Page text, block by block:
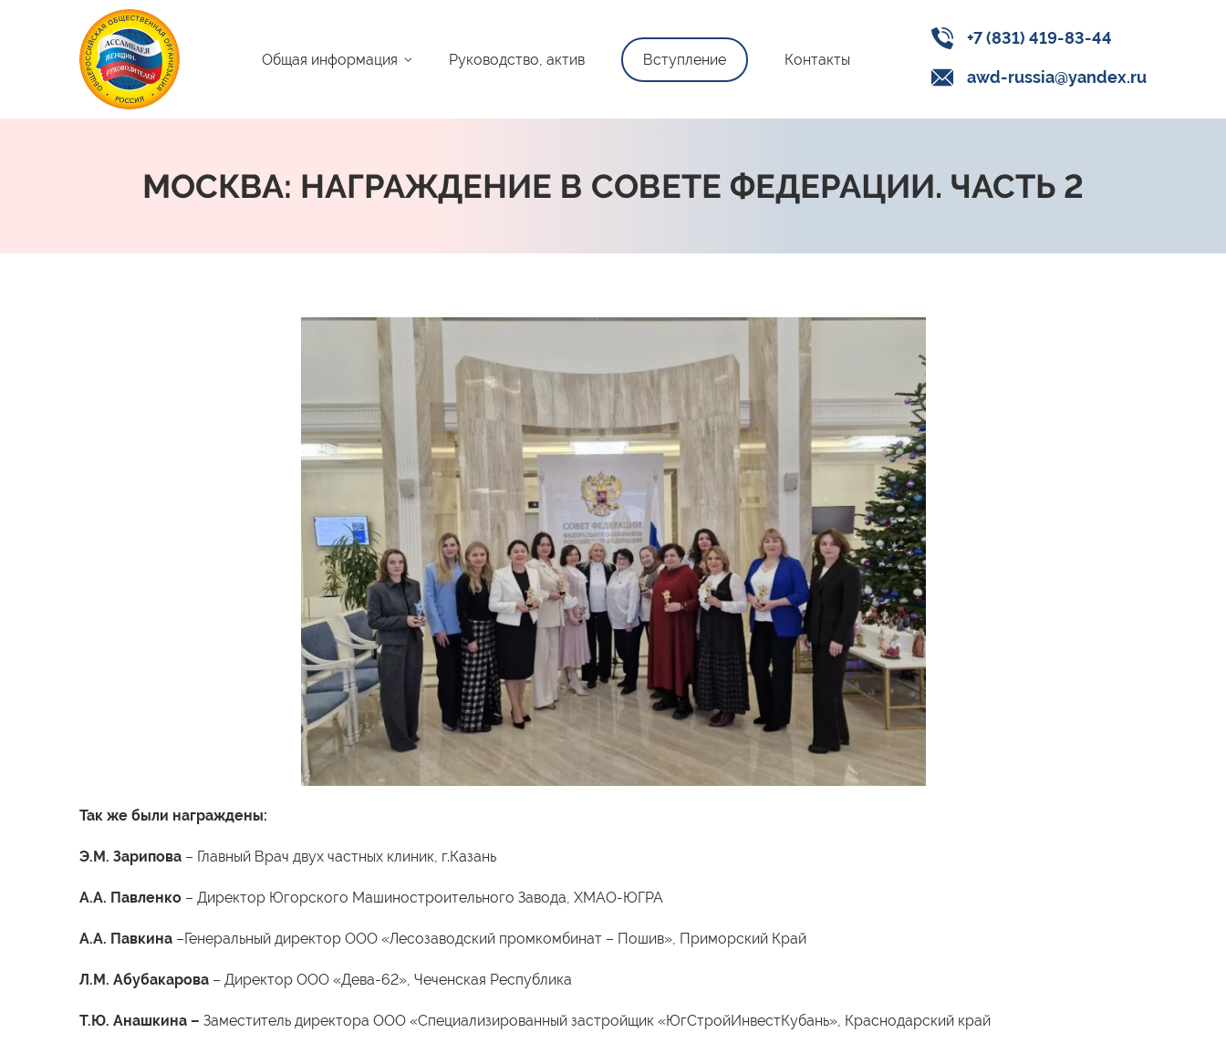
Общая информация Руководство, актив Вступление Контакты
+7 (831) 419-83-44
awd-russia@yandex.ru
МОСКВА: НАГРАЖДЕНИЕ В СОВЕТЕ ФЕДЕРАЦИИ. ЧАСТЬ 2
Так же были награждены:
Э.М. Зарипова – Главный Врач двух частных клиник, г.Казань
А.А. Павленко – Директор Югорского Машиностроительного Завода, ХМАО-ЮГРА
А.А. Павкина –Генеральный директор ООО «Лесозаводский промкомбинат – Пошив», Приморский Край
Л.М. Абубакарова – Директор ООО «Дева-62», Чеченская Республика
Т.Ю. Анашкина – Заместитель директора ООО «Специализированный застройщик «ЮгСтройИнвестКубань», Краснодарский край